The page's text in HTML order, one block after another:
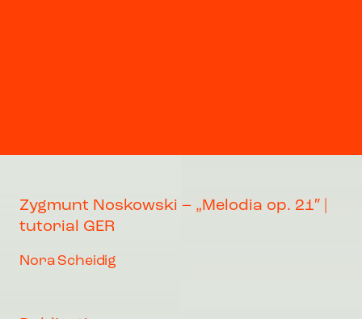
Zygmunt Noskowski – „Melodia op. 21″ |
tutorial GER
Nora Scheidig